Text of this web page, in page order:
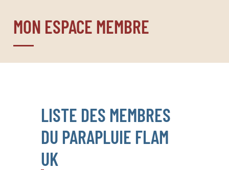
MON ESPACE MEMBRE
LISTE DES MEMBRES
DU PARAPLUIE FLAM
UK